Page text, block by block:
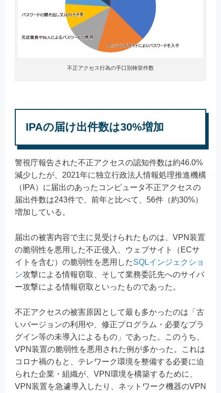
不正アクセス行為の手口別検挙件数
IPAの届け出件数は30%増加
警視庁報告された不正アクセスの認知件数は約46.0%
減少したが、2021年に独立行政法人情報処理推進機構
（IPA）に届出のあったコンピュータ不正アクセスの
届出件数は243件で、前年と比べて、56件（約30%）
増加している。
届出の被害内容で主に見受けられたものは、VPN装置
の脆弱性を悪用した不正侵入、ウェブサイト（ECサ
イトを含む）の脆弱性を悪用したSQLインジェクショ
ン攻撃による情報窃取、そして業務委託先へのサイバ
ー攻撃による情報窃取といったものであった。
不正アクセスの被害原因として最も多かったのは「古
いバージョンの利用や、修正プログラム・必要なプラ
グイン等の未導入によるもの」であった。このうち、
VPN装置の脆弱性を悪用された例が多かった。これは
コロナ禍のもと、テレワーク環境を整備する必要に迫
られた企業・組織が、VPN環境を構築するために、
VPN装置を急遽導入したり、ネットワーク機器のVPN